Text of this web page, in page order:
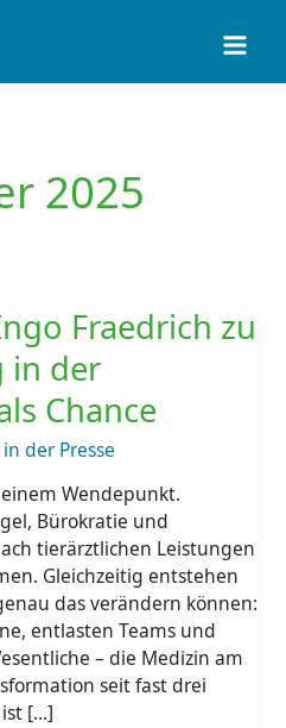
2025
Fraedrich zu
in der
Chance
der Presse
Wendepunkt.
Bürokratie und
tierärztlichen Leistungen
Gleichzeitig entstehen
das verändern können:
entlasten Teams und
– die Medizin am
seit fast drei
[…]